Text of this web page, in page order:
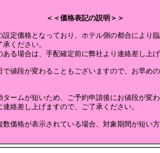
＜＜価格表記の説明＞＞
設定価格となっており、ホテル側の都合により
ください。
ある場合は、手配確定前に弊社より連絡差し上げ
で値段が変わることもございますので、お早め
タームが短いため、ご予約申請後にお値段が変
絡差し上げますので、ご了承ください。
数価格が表示されている場合、対象期間が短い方